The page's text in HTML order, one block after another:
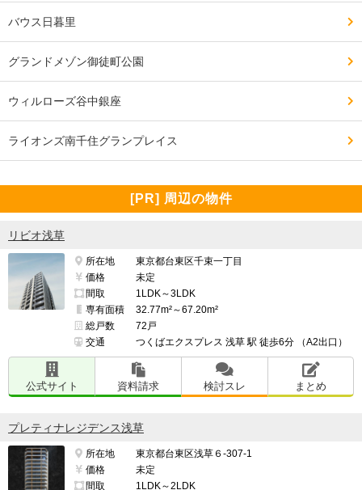
バウス日暮里
グランドメゾン御徒町公園
ウィルローズ谷中銀座
ライオンズ南千住グランプレイス
[PR] 周辺の物件
リビオ浅草
所在地
東京都台東区千束一丁目
価格
未定
間取
1LDK～3LDK
専有面積
32.77m²～67.20m²
総戸数
72戸
交通
つくばエクスプレス 浅草 駅 徒歩6分 （A2出口）
公式サイト 資料請求 検討スレ まとめ
プレティナレジデンス浅草
所在地
東京都台東区浅草６-307-1
価格
未定
間取
1LDK～2LDK